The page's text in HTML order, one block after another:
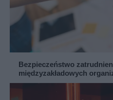
Bezpieczeństwo
międzyzakładowych